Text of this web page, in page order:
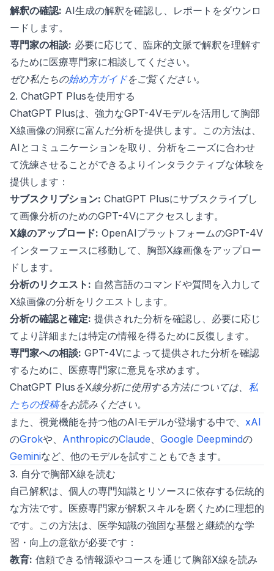
解釈の確認: AI生成の解釈を確認し、レポートをダウンロ
ードします。
専門家の相談: 必要に応じて、臨床的文脈で解釈を理解す
るために医療専門家に相談してください。
ぜひ私たちの始め方ガイドをご覧ください。
2. ChatGPT Plusを使用する
ChatGPT Plusは、強力なGPT-4Vモデルを活用して胸部
X線画像の洞察に富んだ分析を提供します。この方法は、
AIとコミュニケーションを取り、分析をニーズに合わせ
て洗練させることができるよりインタラクティブな体験を
提供します：
サブスクリプション: ChatGPT Plusにサブスクライブし
て画像分析のためのGPT-4Vにアクセスします。
X線のアップロード: OpenAIプラットフォームのGPT-4V
インターフェースに移動して、胸部X線画像をアップロー
ドします。
分析のリクエスト: 自然言語のコマンドや質問を入力して
X線画像の分析をリクエストします。
分析の確認と確定: 提供された分析を確認し、必要に応じ
てより詳細または特定の情報を得るために反復します。
専門家への相談: GPT-4Vによって提供された分析を確認
するために、医療専門家に意見を求めます。
ChatGPT PlusをX線分析に使用する方法については、 私
たちの投稿をお読みください。
また、視覚機能を持つ他のAIモデルが登場する中で、 xAI
のGrokや、 AnthropicのClaude、 Google Deepmindの
Geminiなど、他のモデルを試すこともできます。
3. 自分で胸部X線を読む
自己解釈は、個人の専門知識とリソースに依存する伝統的
な方法です。医療専門家が解釈スキルを磨くために理想的
です。この方法は、医学知識の強固な基盤と継続的な学
習・向上の意欲が必要です：
教育: 信頼できる情報源やコースを通じて胸部X線を読み